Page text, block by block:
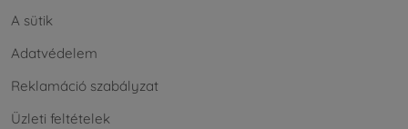
A sütik
Adatvédelem
Reklamáció szabályzat
Üzleti feltételek